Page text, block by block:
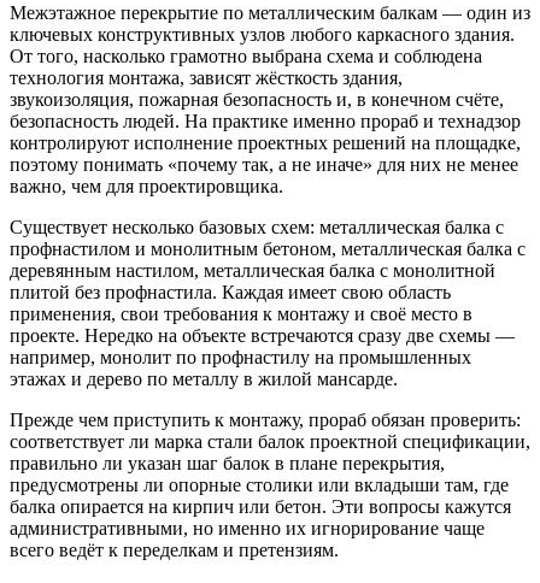
Межэтажное перекрытие по металлическим балкам — один из
ключевых конструктивных узлов любого каркасного здания.
От того, насколько грамотно выбрана схема и соблюдена
технология монтажа, зависят жёсткость здания,
звукоизоляция, пожарная безопасность и, в конечном счёте,
безопасность людей. На практике именно прораб и технадзор
контролируют исполнение проектных решений на площадке,
поэтому понимать «почему так, а не иначе» для них не менее
важно, чем для проектировщика.
Существует несколько базовых схем: металлическая балка с
профнастилом и монолитным бетоном, металлическая балка с
деревянным настилом, металлическая балка с монолитной
плитой без профнастила. Каждая имеет свою область
применения, свои требования к монтажу и своё место в
проекте. Нередко на объекте встречаются сразу две схемы —
например, монолит по профнастилу на промышленных
этажах и дерево по металлу в жилой мансарде.
Прежде чем приступить к монтажу, прораб обязан проверить:
соответствует ли марка стали балок проектной спецификации,
правильно ли указан шаг балок в плане перекрытия,
предусмотрены ли опорные столики или вкладыши там, где
балка опирается на кирпич или бетон. Эти вопросы кажутся
административными, но именно их игнорирование чаще
всего ведёт к переделкам и претензиям.